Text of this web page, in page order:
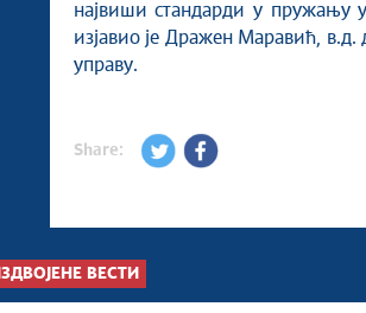
највиши стандарди у пружању
изјавио је Дражен Маравић, в.д.
управу.
Share:
ВЕСТИ